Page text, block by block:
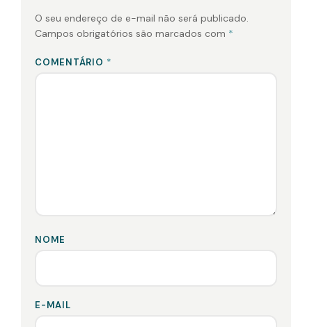
O seu endereço de e-mail não será publicado.
Campos obrigatórios são marcados com *
COMENTÁRIO *
NOME
E-MAIL